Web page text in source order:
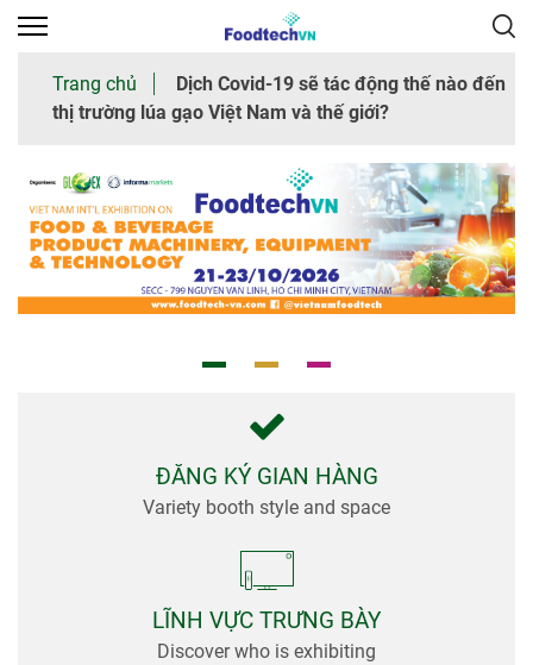
×
chủ
Giới
thiệu
Trang chủ
Dịch Covid-19 sẽ tác động thế nào đến
thị trường lúa gạo Việt Nam và thế giới?
ĐĂNG KÝ GIAN HÀNG
Variety booth style and space
LĨNH VỰC TRƯNG BÀY
Discover who is exhibiting